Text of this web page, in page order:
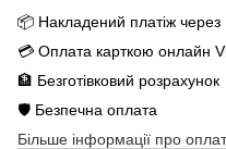
📦 Накладений платіж
💳 Оплата карткою онлайн
🏦 Безготівковий розрахунок
🛡️ Безпечна оплата
Більше інформації про